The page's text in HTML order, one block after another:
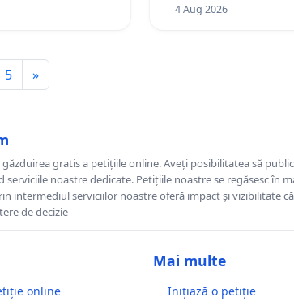
4 Aug 2026
5 »
gratis a petițiile online. Aveți posibilitatea să
serviciile noastre dedicate. Petițiile noastre se regăsesc în
intermediul serviciilor noastre oferă impact și vizibilitate
de decizie
online
Mai multe
Inițiază o petiție